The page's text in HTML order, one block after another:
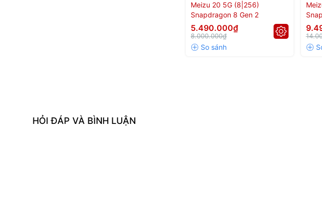
Meizu 20 5G (8|256)
Snapdragon 8 Gen 2
5.490.000₫
8.000.000₫
HỎI ĐÁP VÀ BÌNH LUẬN